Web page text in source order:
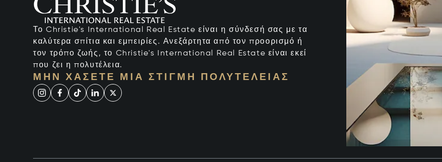
Το Christie's International Real Estate είναι η σύνδεσή σας με τα
καλύτερα σπίτια και εμπειρίες. Ανεξάρτητα από τον προορισμό ή
τον τρόπο ζωής, το Christie's International Real Estate είναι εκεί
που ζει η πολυτέλεια.
ΜΗΝ ΧΆΣΕΤΕ ΜΙΑ ΣΤΙΓΜΉ ΠΟΛΥΤΈΛΕΙΑΣ